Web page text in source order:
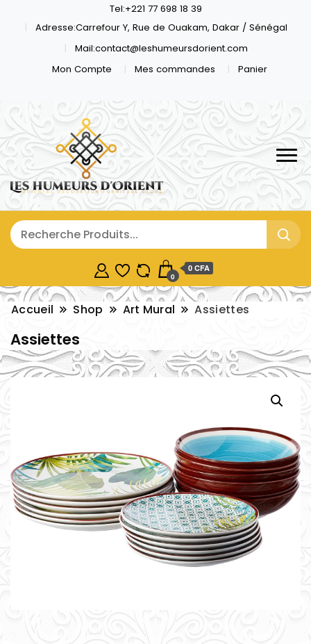
Tel:+221 77 698 18 39
Adresse:Carrefour Y, Rue de Ouakam, Dakar / Sénégal
Mail:contact@leshumeursdorient.com
Mon Compte
Mes commandes Panier
0
0 CFA
Accueil Shop Art Mural Assiettes
Assiettes